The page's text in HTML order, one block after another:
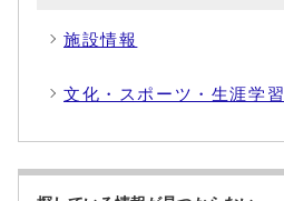
施設情報
文化・スポーツ・生涯学習